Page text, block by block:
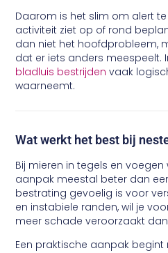
Daarom is het slim om alert te
activiteit ziet op of rond
dan niet het hoofdprobleem,
dat er iets anders meespeelt.
bladluis bestrijden vaak
waarneemt.
Wat werkt het best bij
Bij mieren in tegels en
aanpak meestal beter dan
bestrating gevoelig is voor
en instabiele randen, wil je
meer schade veroorzaakt
Een praktische aanpak